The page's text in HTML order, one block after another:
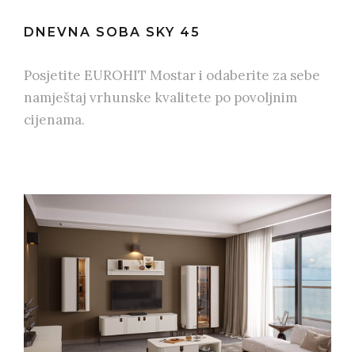
DNEVNA SOBA SKY 45
Posjetite EUROHIT Mostar i odaberite za sebe
namještaj vrhunske kvalitete po povoljnim
cijenama.